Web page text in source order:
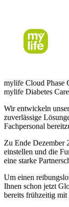
mylife Cloud Phase
mylife Diabetes
Wir entwickeln
zuverlässige
Fachpersonal
Zu Ende Dezember
einstellen und die
eine starke
Um einen
Ihnen schon jetzt
bereits frühzeitig